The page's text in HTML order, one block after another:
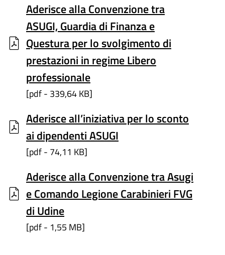
Aderisce alla Convenzione tra
ASUGI, Guardia di Finanza e
Questura per lo svolgimento di
prestazioni in regime Libero
professionale
[pdf - 339,64 KB]
Aderisce all’iniziativa per lo sconto
ai dipendenti ASUGI
[pdf - 74,11 KB]
Aderisce alla Convenzione tra Asugi
e Comando Legione Carabinieri FVG
di Udine
[pdf - 1,55 MB]